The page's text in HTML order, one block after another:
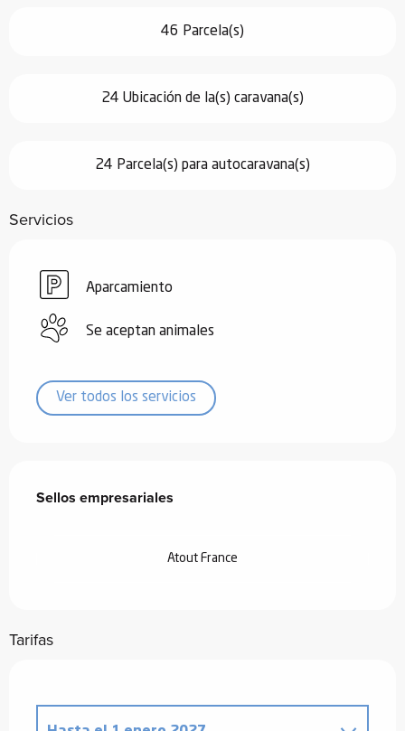
46 Parcela(s)
24 Ubicación de la(s) caravana(s)
24 Parcela(s) para autocaravana(s)
Servicios
Aparcamiento
Se aceptan animales
Ver todos los servicios
Sellos empresariales
Sellos empresariales
Atout France
Tarifas